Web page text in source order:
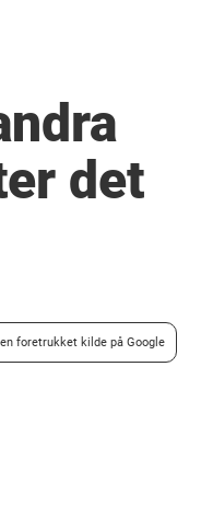
det
foretrukket kilde på Google